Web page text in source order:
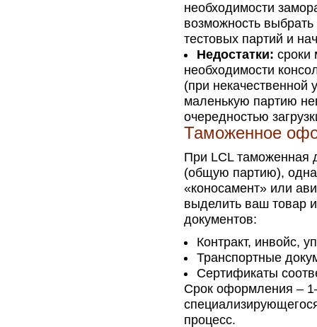
необходимости
возможность
тестовых партий и
Недостатки: сроки
необходимости
(при некачественной
маленькую партию
очередностью
Таможенное
При LCL таможенная
(общую партию),
«коносамент» или
выделить ваш товар
документов:
Контракт, инвойс,
Транспортные
Сертификаты
Срок оформления –
процесс.